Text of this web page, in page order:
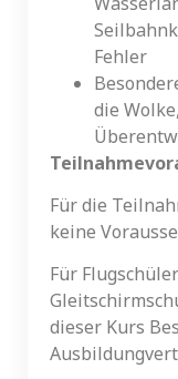
Fehler
die
Für die
keine
Für
dieser Kurs